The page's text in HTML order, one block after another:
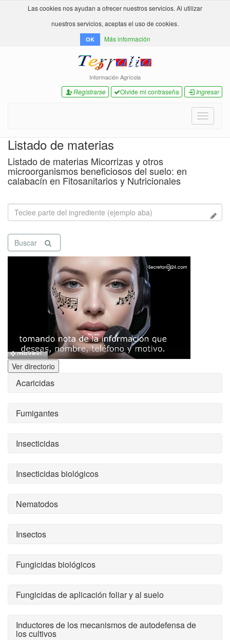
Las cookies nos ayudan a ofrecer nuestros servicios. Al utilizar
nuestros servicios, aceptas el uso de cookies.
OK Más información
Información Agrícola
Registrarse Olvide mi contraseña Ingresar
Toggle
Listado de materias
Listado de materias Micorrizas y otros
microorganismos beneficiosos del suelo: en
calabacín en Fitosanitarios y Nutricionales
Buscar
Ver directorio
Acaricidas
Fumigantes
Insecticidas
Insecticidas biológicos
Nematodos
Insectos
Fungicidas biológicos
Fungicidas de aplicación foliar y al suelo
Inductores de los mecanismos de autodefensa de
los cultivos